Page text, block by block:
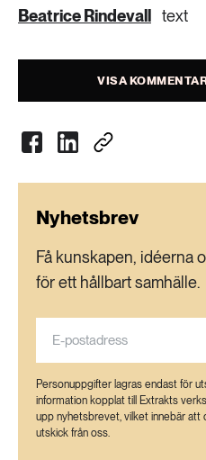
Beatrice Rindevall text
VISA
Nyhetsbrev
Få kunskapen, idéerna
för ett hållbart samhälle.
Personuppgifter lagras endast för
information kopplat till Extrakts
upp nyhetsbrevet, vilket innebär att
utskick från oss.